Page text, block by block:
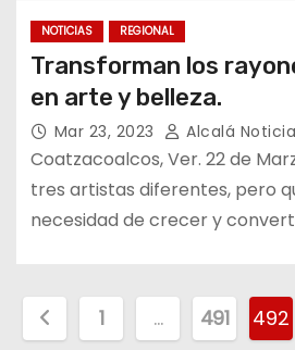
NOTICIAS REGIONAL
Transforman los
en arte y belleza.
Mar 23, 2023 Alcalá
Coatzacoalcos, Ver. 22 de
tres artistas diferentes, pero
necesidad de crecer y
1 … 491 492